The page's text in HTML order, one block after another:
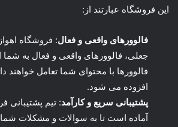
این فروشگاه عبارتند از:
فالوورهای واقعی و فعال: فروشگاه
جعلی، فالوورهای واقعی و فعال به شما
فالوورها با محتوای شما تعامل خواهند
افزوده می شود.
پشتیبانی سریع و کارآمد: تیم پشتیبانی
آماده است تا به سوالات و مشکلات